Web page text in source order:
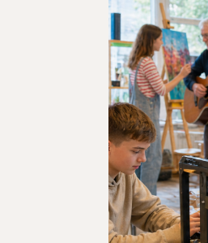
Wachtwoord
Login